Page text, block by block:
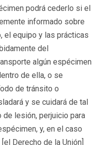
podrá cederlo si el
informado sobre
el equipo y las prácticas
del
algún espécimen
de ella, o se
de tránsito o
y se cuidará de tal
lesión, perjuicio para
y, en el caso
Derecho de la Unión]